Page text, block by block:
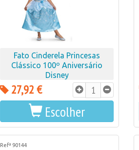
Fato Cinderela Princesas
Clássico 100º Aniversário
Disney
27,92 €
Escolher
Refª 90144